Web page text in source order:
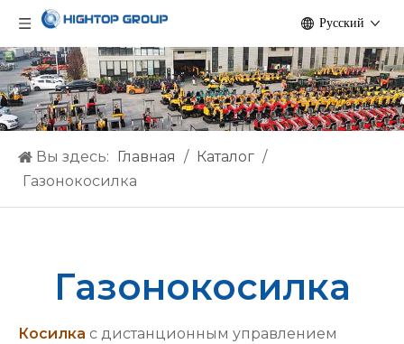
Pусский
Вы здесь: Главная / Каталог /
Газонокосилка
Газонокосилка
Косилка с дистанционным управлением